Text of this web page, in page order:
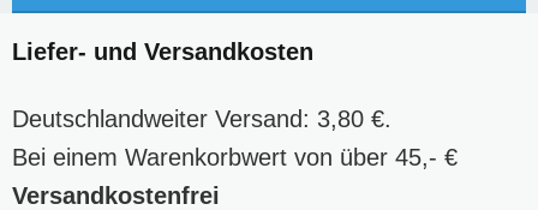
Liefer- und Versandkosten
Deutschlandweiter Versand: 3,80 €.
Bei einem Warenkorbwert von über 45,- €
Versandkostenfrei